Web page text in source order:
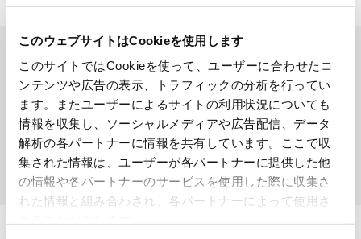
このウェブサイトはCookieを使用します
このサイトではCookieを使って、ユーザーに合わせたコ
ンテンツや広告の表示、トラフィックの分析を行ってい
ます。またユーザーによるサイトの利用状況についても
情報を収集し、ソーシャルメディアや広告配信、データ
解析の各パートナーに情報を共有しています。ここで収
集された情報は、ユーザーが各パートナーに提供した他
の情報や各パートナーのサービスを使用した際に収集さ
れた情報と組み合わされ、各パートナーによって使用さ
製品を検索する
SEARCH
検索する